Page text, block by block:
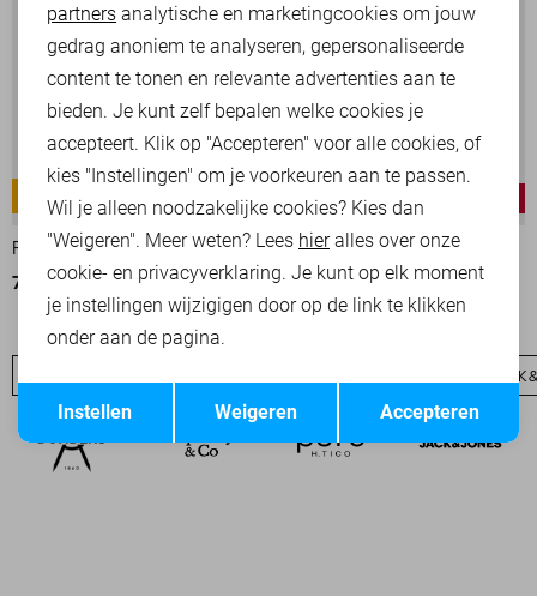
COMMANDER 3.0 -30%
PME LEGEND KORTE BROEK
70,00 99,99
NIGHTFLIGHT
PME LEGEND JEANS
70,00 99,99
JACK
Marketing cookies
Terug Opslaan
partners analytische en marketingcookies om jouw
gedrag anoniem te analyseren, gepersonaliseerde
content te tonen en relevante advertenties aan te
bieden. Je kunt zelf bepalen welke cookies je
accepteert. Klik op "Accepteren" voor alle cookies, of
kies "Instellingen" om je voorkeuren aan te passen.
Wil je alleen noodzakelijke cookies? Kies dan
"Weigeren". Meer weten? Lees hieralles over onze
cookie- en privacyverklaring. Je kunt op elk moment
je instellingen wijzigigen door op de link te klikken
onder aan de pagina.
Accepteren
Weigeren
Instellen